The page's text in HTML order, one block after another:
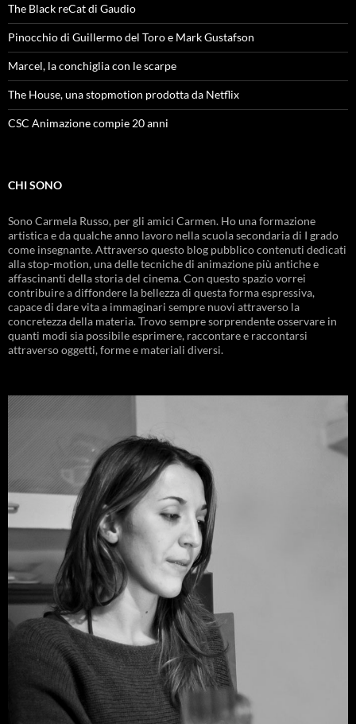
The Black reCat di Gaudio
Pinocchio di Guillermo del Toro e Mark Gustafson
Marcel, la conchiglia con le scarpe
The House, una stopmotion prodotta da Netflix
CSC Animazione compie 20 anni
CHI SONO
Sono Carmela Russo, per gli amici Carmen. Ho una formazione
artistica e da qualche anno lavoro nella scuola secondaria di I grado
come insegnante. Attraverso questo blog pubblico contenuti dedicati
alla stop-motion, una delle tecniche di animazione più antiche e
affascinanti della storia del cinema. Con questo spazio vorrei
contribuire a diffondere la bellezza di questa forma espressiva,
capace di dare vita a immaginari sempre nuovi attraverso la
concretezza della materia. Trovo sempre sorprendente osservare in
quanti modi sia possibile esprimere, raccontare e raccontarsi
attraverso oggetti, forme e materiali diversi.